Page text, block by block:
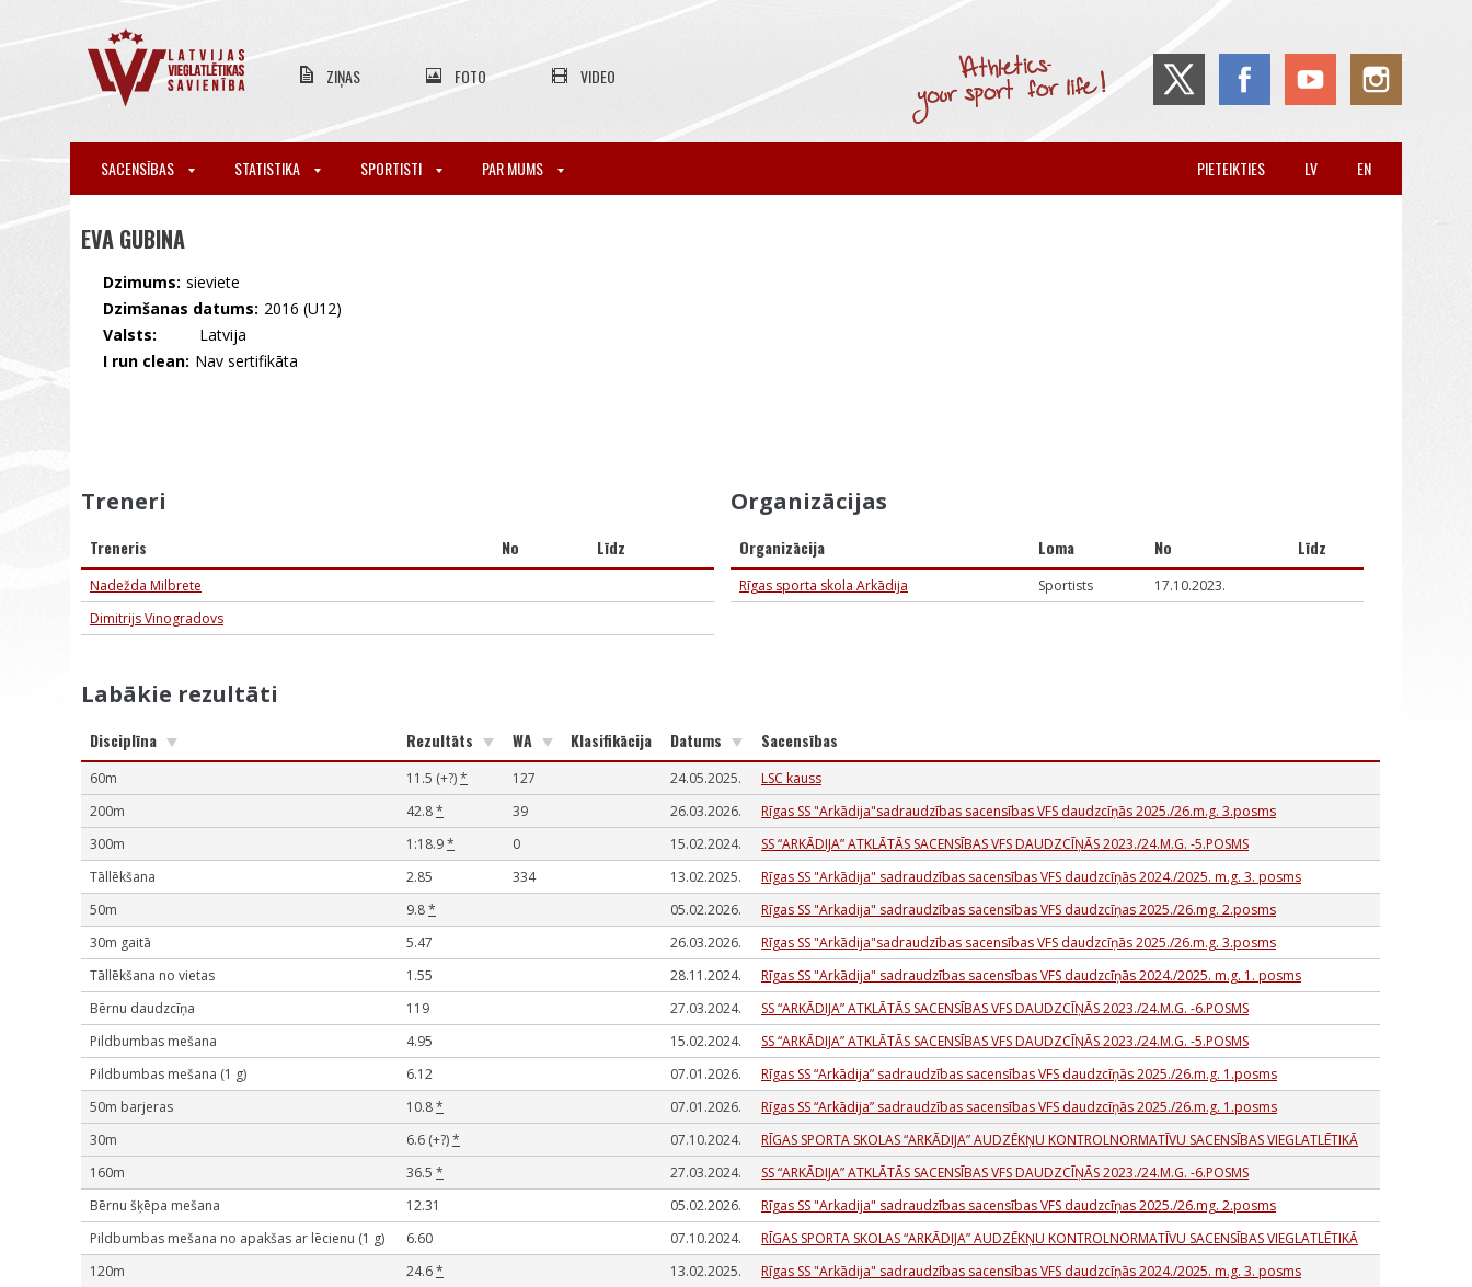
ZIŅAS FOTO VIDEO
SACENSĪBAS STATISTIKA SPORTISTI PAR MUMS EN
LV
PIETEIKTIES
EVA GUBINA
Dzimums: sieviete
Dzimšanas datums: 2016 (U12)
Valsts:
🇱🇻 Latvija
I run clean: Nav sertifikāta
Treneri
Treneris No Līdz
Nadežda Milbrete
Dimitrijs Vinogradovs
Organizācijas
Organizācija Loma No Līdz
Rīgas sporta skola Arkādija Sportists 17.10.2023.
Labākie rezultāti
Disciplīna Rezultāts WA Klasifikācija Datums Sacensības
60m 11.5 (+?)* 127 24.05.2025.
LSC kauss
200m
42.8* 39 26.03.2026.
Rīgas SS "Arkādija"sadraudzības sacensības VFS daudzcīņās 2025./26.m.g. 3.posms
300m
1:18.9* 0 15.02.2024.
SS “ARKĀDIJA” ATKLĀTĀS SACENSĪBAS VFS DAUDZCĪŅĀS 2023./24.M.G. -5.POSMS
Tāllēkšana
2.85 334 13.02.2025.
Rīgas SS "Arkādija" sadraudzības sacensības VFS daudzcīņās 2024./2025. m.g. 3. posms
50m
9.8* 05.02.2026.
Rīgas SS "Arkadija" sadraudzības sacensības VFS daudzcīņas 2025./26.mg. 2.posms
30m gaitā
5.47 26.03.2026.
Rīgas SS "Arkādija"sadraudzības sacensības VFS daudzcīņās 2025./26.m.g. 3.posms
Tāllēkšana no vietas
1.55 28.11.2024.
Rīgas SS "Arkādija" sadraudzības sacensības VFS daudzcīņās 2024./2025. m.g. 1. posms
Bērnu daudzcīņa
119 27.03.2024.
SS “ARKĀDIJA” ATKLĀTĀS SACENSĪBAS VFS DAUDZCĪŅĀS 2023./24.M.G. -6.POSMS
Pildbumbas mešana
4.95 15.02.2024.
SS “ARKĀDIJA” ATKLĀTĀS SACENSĪBAS VFS DAUDZCĪŅĀS 2023./24.M.G. -5.POSMS
Pildbumbas mešana (1 g)
6.12 07.01.2026.
Rīgas SS “Arkādija” sadraudzības sacensības VFS daudzcīņās 2025./26.m.g. 1.posms
50m barjeras
10.8* 07.01.2026.
Rīgas SS “Arkādija” sadraudzības sacensības VFS daudzcīņās 2025./26.m.g. 1.posms
30m
6.6 (+?)* 07.10.2024.
RĪGAS SPORTA SKOLAS “ARKĀDIJA” AUDZĒKŅU KONTROLNORMATĪVU SACENSĪBAS VIEGLATLĒTIKĀ
160m
36.5 * 27.03.2024.
SS “ARKĀDIJA” ATKLĀTĀS SACENSĪBAS VFS DAUDZCĪŅĀS 2023./24.M.G. -6.POSMS
Bērnu šķēpa mešana
12.31 05.02.2026.
Rīgas SS "Arkadija" sadraudzības sacensības VFS daudzcīņas 2025./26.mg. 2.posms
Pildbumbas mešana no apakšas ar lēcienu (1 g)
6.60 07.10.2024.
RĪGAS SPORTA SKOLAS “ARKĀDIJA” AUDZĒKŅU KONTROLNORMATĪVU SACENSĪBAS VIEGLATLĒTIKĀ
120m
24.6* 13.02.2025. Rīgas SS "Arkādija" sadraudzības sacensības VFS daudzcīņās 2024./2025. m.g. 3. posms